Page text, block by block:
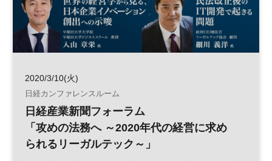
2020/3/10(火)
日経カンファレンスルーム
日経産業新聞フォーラム
「攻めの法務へ ～2020年代の経営に求め
られるリーガルテック～」